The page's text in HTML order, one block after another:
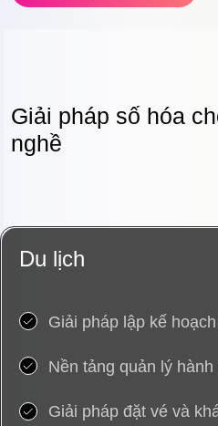
Giải pháp số hóa
nghề
Du lịch
Giải pháp lập kế
Nền tảng quản lý hành
Giải pháp đặt vé và